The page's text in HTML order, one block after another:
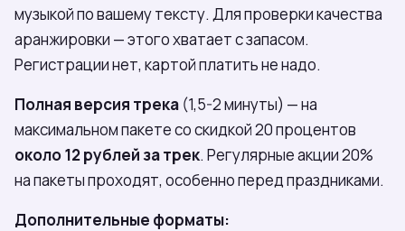
музыкой по вашему тексту. Для проверки качества
аранжировки — этого хватает с запасом.
Регистрации нет, картой платить не надо.
Полная версия трека (1,5-2 минуты) — на
максимальном пакете со скидкой 20 процентов
около 12 рублей за трек. Регулярные акции 20%
на пакеты проходят, особенно перед праздниками.
Дополнительные форматы: